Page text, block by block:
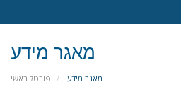
מאגר מידע
פורטל ראשי מאגר מידע